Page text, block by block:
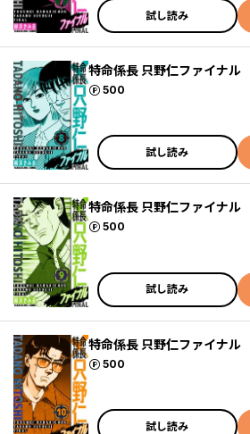
試し読み
特命係長 只野仁ファイナ
500
ポイント
試し読み
特命係長 只野仁ファイナ
500
ポイント
試し読み
特命係長 只野仁ファイナ
500
ポイント
試し読み